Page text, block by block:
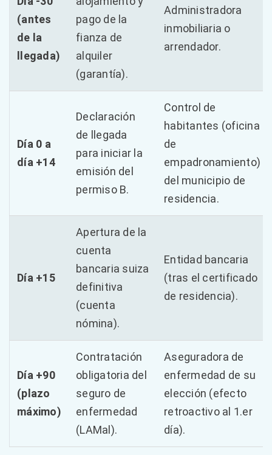
(antes
de la
llegada)
pago de la
fianza de
alquiler
(garantía).
Administradora
inmobiliaria o
arrendador.
Día 0 a
día +14
Declaración
de llegada
para iniciar la
emisión del
permiso B.
Control de
habitantes (oficina
de
empadronamiento)
del municipio de
residencia.
Día +15
Apertura de la
cuenta
bancaria suiza
definitiva
(cuenta
nómina).
Entidad bancaria
(tras el certificado
de residencia).
Día +90
(plazo
máximo)
Contratación
obligatoria del
seguro de
enfermedad
(LAMal).
Aseguradora de
enfermedad de su
elección (efecto
retroactivo al 1.er
día).